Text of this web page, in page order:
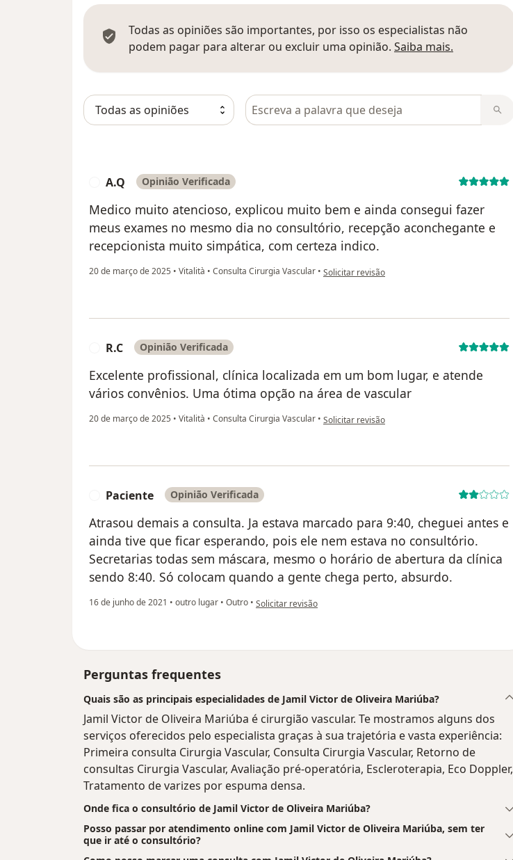
Todas as opiniões são importantes, por isso os especialistas não
podem pagar para alterar ou excluir uma opinião. Saiba mais.
Pesquisar em opiniões
A.Q Opinião Verificada
Medico muito atencioso, explicou muito bem e ainda consegui fazer
meus exames no mesmo dia no consultório, recepção aconchegante e
recepcionista muito simpática, com certeza indico.
20 de março de 2025 • Vitalità • Consulta Cirurgia Vascular • na opinião do utilizador A.Q
Solicitar revisão
R.C Opinião Verificada
Excelente profissional, clínica localizada em um bom lugar, e atende
vários convênios. Uma ótima opção na área de vascular
20 de março de 2025 • Vitalità • Consulta Cirurgia Vascular • na opinião do utilizador R.C
Solicitar revisão
Paciente Opinião Verificada
Atrasou demais a consulta. Ja estava marcado para 9:40, cheguei antes e
ainda tive que ficar esperando, pois ele nem estava no consultório.
Secretarias todas sem máscara, mesmo o horário de abertura da clínica
sendo 8:40. Só colocam quando a gente chega perto, absurdo.
16 de junho de 2021 • outro lugar • Outro • na opinião do utilizador Paciente
Solicitar revisão
Perguntas frequentes
Quais são as principais especialidades de Jamil Victor de Oliveira Mariúba?
Jamil Victor de Oliveira Mariúba é cirurgião vascular. Te mostramos alguns dos
serviços oferecidos pelo especialista graças à sua trajetória e vasta experiência:
Primeira consulta Cirurgia Vascular, Consulta Cirurgia Vascular, Retorno de
consultas Cirurgia Vascular, Avaliação pré-operatória, Escleroterapia, Eco Doppler,
Tratamento de varizes por espuma densa.
Onde fica o consultório de Jamil Victor de Oliveira Mariúba?
Posso passar por atendimento online com Jamil Victor de Oliveira Mariúba, sem ter
que ir até o consultório?